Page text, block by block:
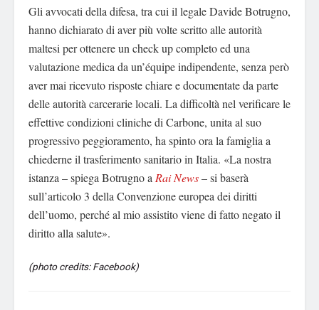
Gli avvocati della difesa, tra cui il legale Davide Botrugno,
hanno dichiarato di aver più volte scritto alle autorità
maltesi per ottenere un check up completo ed una
valutazione medica da un’équipe indipendente, senza però
aver mai ricevuto risposte chiare e documentate da parte
delle autorità carcerarie locali. La difficoltà nel verificare le
effettive condizioni cliniche di Carbone, unita al suo
progressivo peggioramento, ha spinto ora la famiglia a
chiederne il trasferimento sanitario in Italia. «La nostra
istanza – spiega Botrugno a Rai News– si baserà
sull’articolo 3 della Convenzione europea dei diritti
dell’uomo, perché al mio assistito viene di fatto negato il
diritto alla salute».
(photo credits: Facebook)